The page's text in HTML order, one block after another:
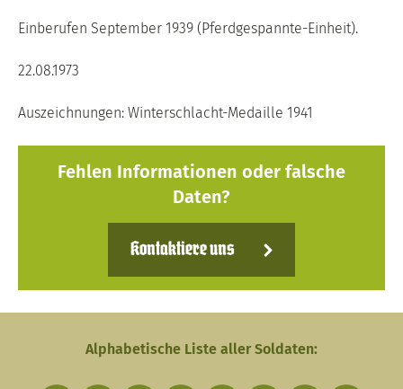
Einberufen September 1939 (Pferdgespannte-Einheit).
22.08.1973
Auszeichnungen: Winterschlacht-Medaille 1941
Fehlen Informationen oder falsche
Daten?
Kontaktiere uns
Alphabetische Liste aller Soldaten: